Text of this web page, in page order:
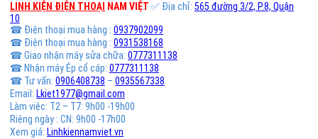
LINH KIỆN ĐIỆN THOẠI NAM VIỆT ✅ Địa chỉ: 565 đường 3/2, P.8, Quận
10
☎ Điện thoại mua hàng : 0937902099
☎ Điện thoại mua hàng : 0931538168
☎ Giao nhận máy sửa chữa: 0777311138
☎ Nhận máy Ép cổ cáp: 0777311138
☎ Tư vấn: 0906408738 – 0935567338
Email: Lkiet1977@gmail.com
Làm việc: T2 – T7: 9h00 -19h00
Riêng ngày : CN: 9h00 -17h00
Xem giá: Linhkiennamviet.vn